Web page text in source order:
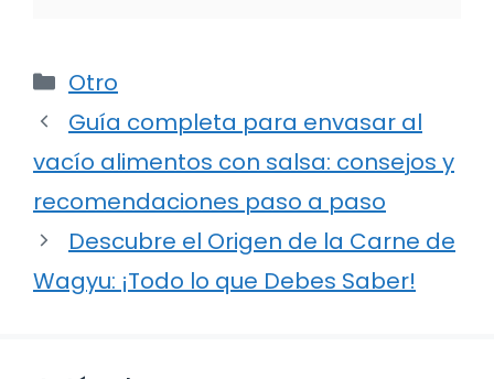
Categorías
Otro
Guía completa para envasar al
vacío alimentos con salsa: consejos y
recomendaciones paso a paso
Descubre el Origen de la Carne de
Wagyu: ¡Todo lo que Debes Saber!